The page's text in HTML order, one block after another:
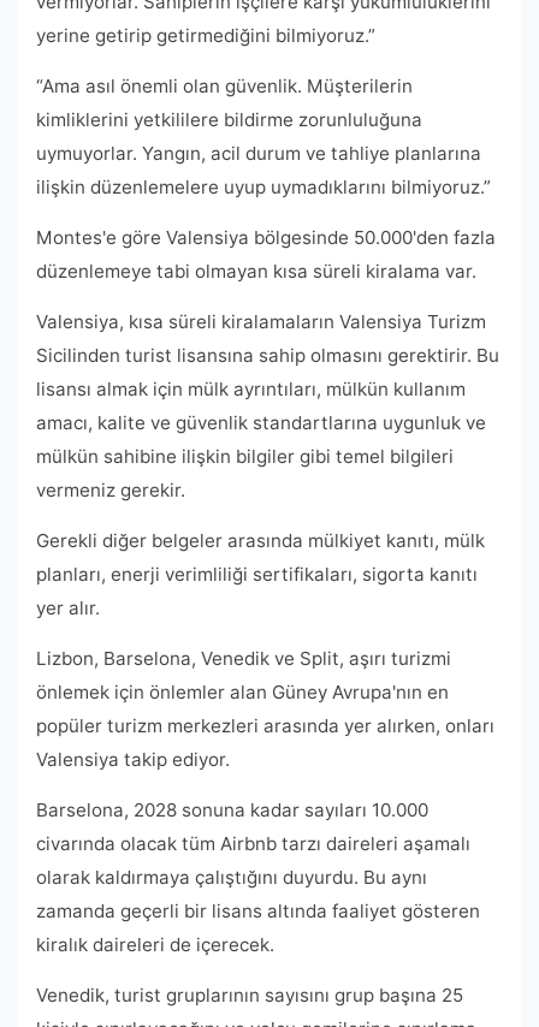
yerine getirip getirmediğini bilmiyoruz.”
“Ama asıl önemli olan güvenlik. Müşterilerin
kimliklerini yetkililere bildirme zorunluluğuna
uymuyorlar. Yangın, acil durum ve tahliye planlarına
ilişkin düzenlemelere uyup uymadıklarını bilmiyoruz.”
Montes'e göre Valensiya bölgesinde 50.000'den fazla
düzenlemeye tabi olmayan kısa süreli kiralama var.
Valensiya, kısa süreli kiralamaların Valensiya Turizm
Sicilinden turist lisansına sahip olmasını gerektirir. Bu
lisansı almak için mülk ayrıntıları, mülkün kullanım
amacı, kalite ve güvenlik standartlarına uygunluk ve
mülkün sahibine ilişkin bilgiler gibi temel bilgileri
vermeniz gerekir.
Gerekli diğer belgeler arasında mülkiyet kanıtı, mülk
planları, enerji verimliliği sertifikaları, sigorta kanıtı
yer alır.
Lizbon, Barselona, ​​​​Venedik ve Split, aşırı turizmi
önlemek için önlemler alan Güney Avrupa'nın en
popüler turizm merkezleri arasında yer alırken, onları
Valensiya takip ediyor.
Barselona, ​​2028 sonuna kadar sayıları 10.000
civarında olacak tüm Airbnb tarzı daireleri aşamalı
olarak kaldırmaya çalıştığını duyurdu. Bu aynı
zamanda geçerli bir lisans altında faaliyet gösteren
kiralık daireleri de içerecek.
Venedik, turist gruplarının sayısını grup başına 25